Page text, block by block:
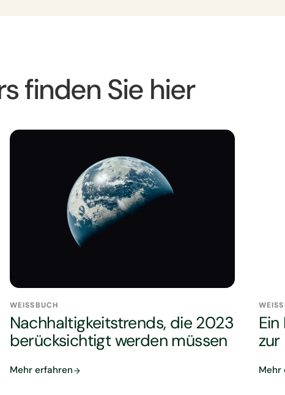
finden Sie hier
WEISSBUCH
Nachhaltigkeitstrends, die 2023
berücksichtigt werden müssen
Mehr erfahren Mehr